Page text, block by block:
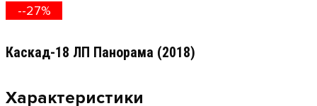
--27%
Каскад-18 ЛП Панорама (2018)
Характеристики